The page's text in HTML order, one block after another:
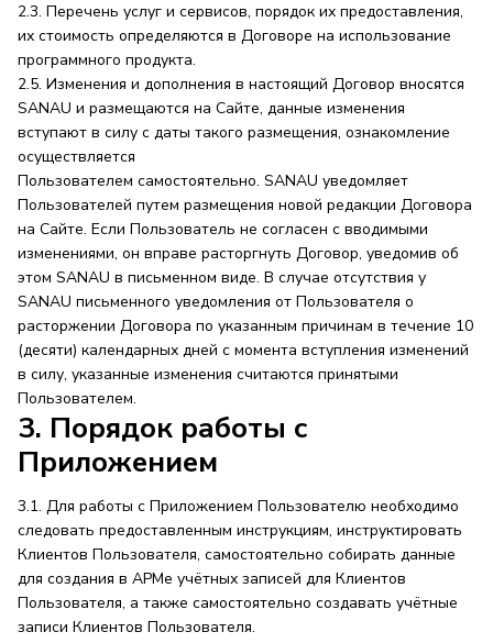
2.3. Перечень услуг и сервисов, порядок их предоставления,
их стоимость определяются в Договоре на использование
программного продукта.
2.5. Изменения и дополнения в настоящий Договор вносятся
SANAU и размещаются на Сайте, данные изменения
вступают в силу с даты такого размещения, ознакомление
осуществляется
Пользователем самостоятельно. SANAU уведомляет
Пользователей путем размещения новой редакции Договора
на Сайте. Если Пользователь не согласен с вводимыми
изменениями, он вправе расторгнуть Договор, уведомив об
этом SANAU в письменном виде. В случае отсутствия у
SANAU письменного уведомления от Пользователя о
расторжении Договора по указанным причинам в течение 10
(десяти) календарных дней с момента вступления изменений
в силу, указанные изменения считаются принятыми
Пользователем.
3. Порядок работы с
Приложением
3.1. Для работы с Приложением Пользователю необходимо
следовать предоставленным инструкциям, инструктировать
Клиентов Пользователя, самостоятельно собирать данные
для создания в АРМе учётных записей для Клиентов
Пользователя, а также самостоятельно создавать учётные
записи Клиентов Пользователя.